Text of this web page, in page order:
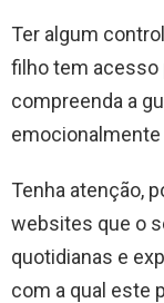
Ter algum
filho tem acesso
compreenda a
Tenha atenção,
websites que o
quotidianas e
com a qual este